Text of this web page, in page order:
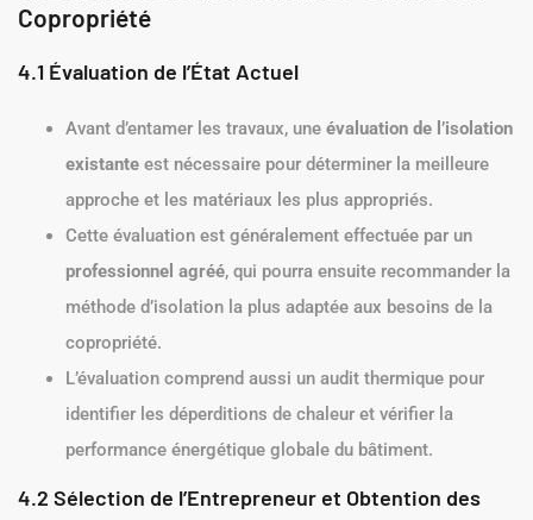
Copropriété
4.1 Évaluation de l’État Actuel
Avant d’entamer les travaux, une évaluation de l’isolation
existante est nécessaire pour déterminer la meilleure
approche et les matériaux les plus appropriés.
Cette évaluation est généralement effectuée par un
professionnel agréé, qui pourra ensuite recommander la
méthode d’isolation la plus adaptée aux besoins de la
copropriété.
L’évaluation comprend aussi un audit thermique pour
identifier les déperditions de chaleur et vérifier la
performance énergétique globale du bâtiment.
4.2 Sélection de l’Entrepreneur et Obtention des